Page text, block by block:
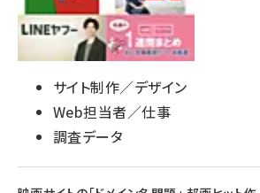
サイト制作／デザイン
Web担当者／仕事
調査データ